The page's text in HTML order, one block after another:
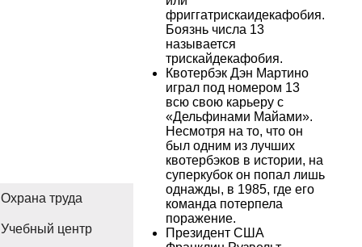
Охрана труда
Учебный центр
фриггатрискаидекафобия.
Боязнь числа 13
называется
трискайдекафобия.
Квотербэк Дэн Мартино
играл под номером 13
всю свою карьеру с
«Дельфинами Майами».
Несмотря на то, что он
был одним из лучших
квотербэков в истории, на
суперкубок он попал лишь
однажды, в 1985, где его
команда потерпела
поражение.
Президент США